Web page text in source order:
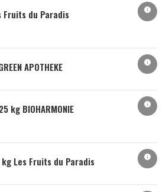
Fruits du Paradis info
APOTHEKE info
kg BIOHARMONIE info
Les Fruits du Paradis info